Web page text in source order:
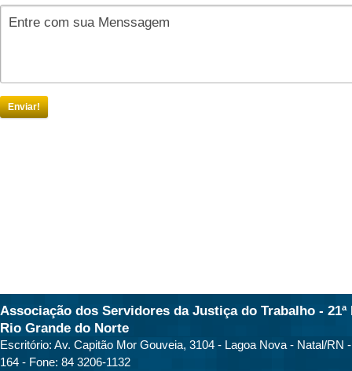
Enviar!
Associação dos Servidores da Justiça do Trabalho - 21ª
Rio Grande do Norte
Escritório: Av. Capitão Mor Gouveia, 3104 - Lagoa Nova - Natal/RN
164 - Fone: 84 3206-1132